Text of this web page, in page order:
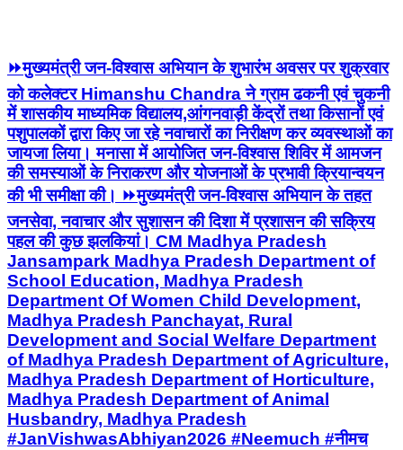
⏩मुख्यमंत्री जन-विश्वास अभियान के शुभारंभ अवसर पर शुक्रवार
को कलेक्टर Himanshu Chandra ने ग्राम ढकनी एवं चुकनी
में शासकीय माध्यमिक विद्यालय,आंगनवाड़ी केंद्रों तथा किसानों एवं
पशुपालकों द्वारा किए जा रहे नवाचारों का निरीक्षण कर व्यवस्थाओं का
जायजा लिया। मनासा में आयोजित जन-विश्वास शिविर में आमजन
की समस्याओं के निराकरण और योजनाओं के प्रभावी क्रियान्वयन
की भी समीक्षा की। ⏩मुख्यमंत्री जन-विश्वास अभियान के तहत
जनसेवा, नवाचार और सुशासन की दिशा में प्रशासन की सक्रिय
पहल की कुछ झलकियां। CM Madhya Pradesh
Jansampark Madhya Pradesh Department of
School Education, Madhya Pradesh
Department Of Women Child Development,
Madhya Pradesh Panchayat, Rural
Development and Social Welfare Department
of Madhya Pradesh Department of Agriculture,
Madhya Pradesh Department of Horticulture,
Madhya Pradesh Department of Animal
Husbandry, Madhya Pradesh
#JanVishwasAbhiyan2026 #Neemuch #नीमच